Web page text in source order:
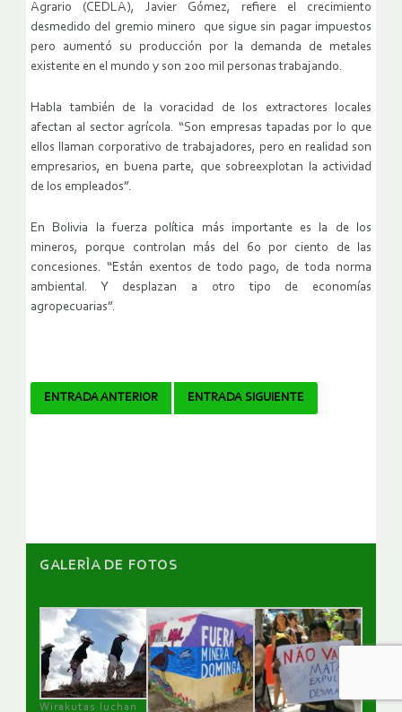
Agrario (CEDLA), Javier Gómez, refiere el crecimiento
desmedido del gremio minero que sigue sin pagar impuestos
pero aumentó su producción por la demanda de metales
existente en el mundo y son 200 mil personas trabajando.
Habla también de la voracidad de los extractores locales
afectan al sector agrícola. “Son empresas tapadas por lo que
ellos llaman corporativo de trabajadores, pero en realidad son
empresarios, en buena parte, que sobreexplotan la actividad
de los empleados”.
En Bolivia la fuerza política más importante es la de los
mineros, porque controlan más del 60 por ciento de las
concesiones. “Están exentos de todo pago, de toda norma
ambiental. Y desplazan a otro tipo de economías
agropecuarias”.
Navegador
ENTRADA ANTERIOR ENTRADA SIGUIENTE
GALERÌA DE FOTOS
Wirakutas luchan